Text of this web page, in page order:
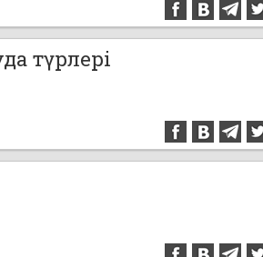
түрлері